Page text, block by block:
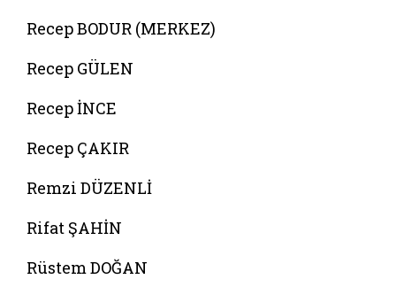
Recep BODUR (MERKEZ)
Recep GÜLEN
Recep İNCE
Recep ÇAKIR
Remzi DÜZENLİ
Rifat ŞAHİN
Rüstem DOĞAN